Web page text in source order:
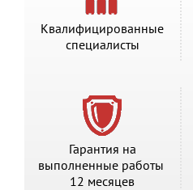
Квалифицированные
специалисты
Гарантия на
выполненные работы
12 месяцев